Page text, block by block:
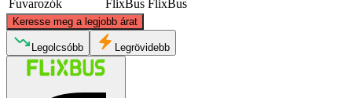
Fuvarozók
FlixBus FlixBus
Keresse meg a legjobb árat
©
Legolcsóbb Legrövidebb